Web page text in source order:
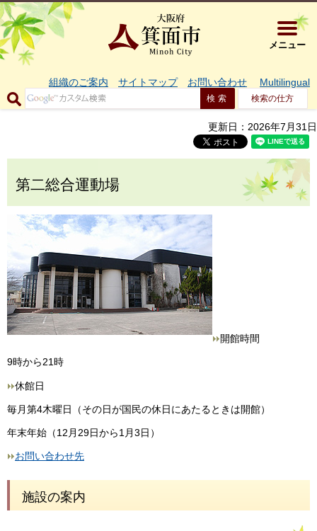
大阪府箕
メニュー
組織のご案内 サイトマップ お問い合わせ Multilingual
検索の仕方
更新日：2026年7月31日
第二総合運動場
開館時間
9時から21時
休館日
毎月第4木曜日（その日が国民の休日にあたるときは開館）
年末年始（12月29日から1月3日）
お問い合わせ先
施設の案内